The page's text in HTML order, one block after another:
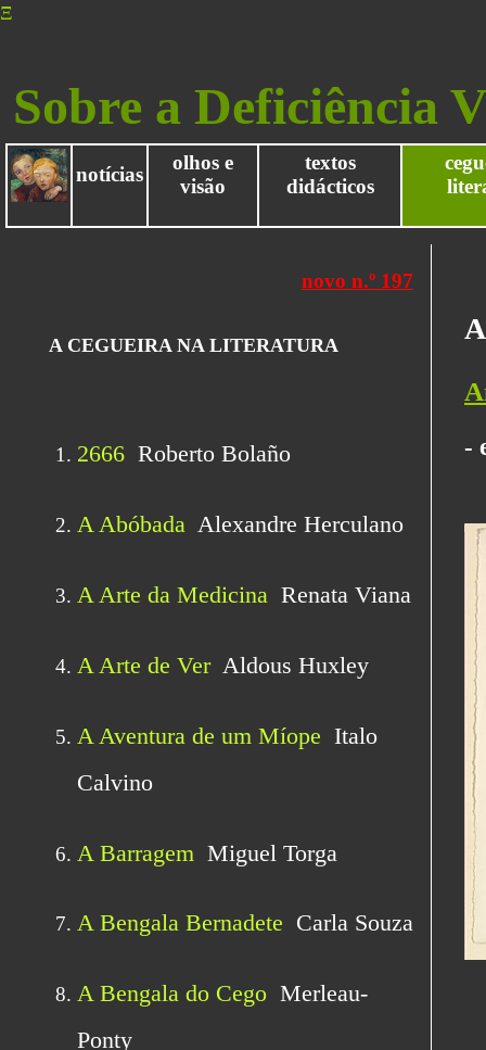
Ξ
Sobre a Deficiência
notícias
olhos e
visão
textos
didácticos
-